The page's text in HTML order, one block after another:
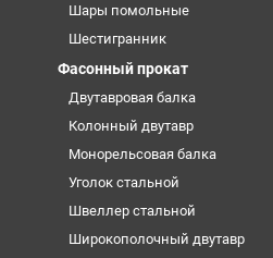
Шары помольные
Шестигранник
Фасонный прокат
Двутавровая балка
Колонный двутавр
Монорельсовая балка
Уголок стальной
Швеллер стальной
Широкополочный двутавр